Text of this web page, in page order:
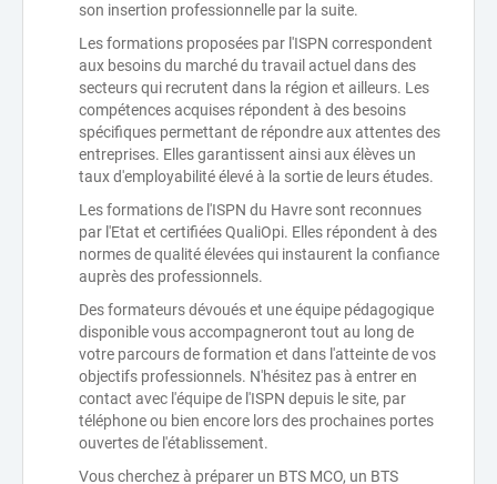
son insertion professionnelle par la suite.
Les formations proposées par l'ISPN correspondent
aux besoins du marché du travail actuel dans des
secteurs qui recrutent dans la région et ailleurs. Les
compétences acquises répondent à des besoins
spécifiques permettant de répondre aux attentes des
entreprises. Elles garantissent ainsi aux élèves un
taux d'employabilité élevé à la sortie de leurs études.
Les formations de l'ISPN du Havre sont reconnues
par l'Etat et certifiées QualiOpi. Elles répondent à des
normes de qualité élevées qui instaurent la confiance
auprès des professionnels.
Des formateurs dévoués et une équipe pédagogique
disponible vous accompagneront tout au long de
votre parcours de formation et dans l'atteinte de vos
objectifs professionnels. N'hésitez pas à entrer en
contact avec l'équipe de l'ISPN depuis le site, par
téléphone ou bien encore lors des prochaines portes
ouvertes de l'établissement.
Vous cherchez à préparer un BTS MCO, un BTS